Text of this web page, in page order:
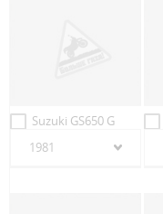
Suzuki GS650 G
1981